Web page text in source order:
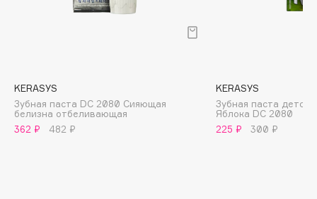
Banderas
Basicare
KERASYS
Зубная паста DC 2080 Сияющая
белизна отбеливающая
362 ₽
482 ₽
KERASYS
Зубная паста
Яблока DC 2080
225 ₽
300 ₽